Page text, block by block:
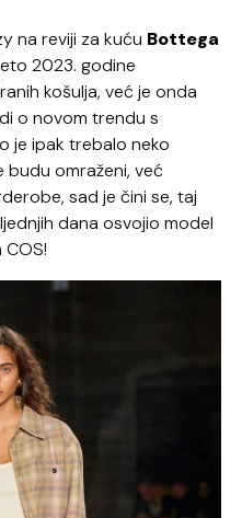
na reviji za kuću Bottega
2023. godine
košulja, već je onda
o novom trendu s
je ipak trebalo neko
budu omraženi, već
sad je čini se, taj
dana osvojio model